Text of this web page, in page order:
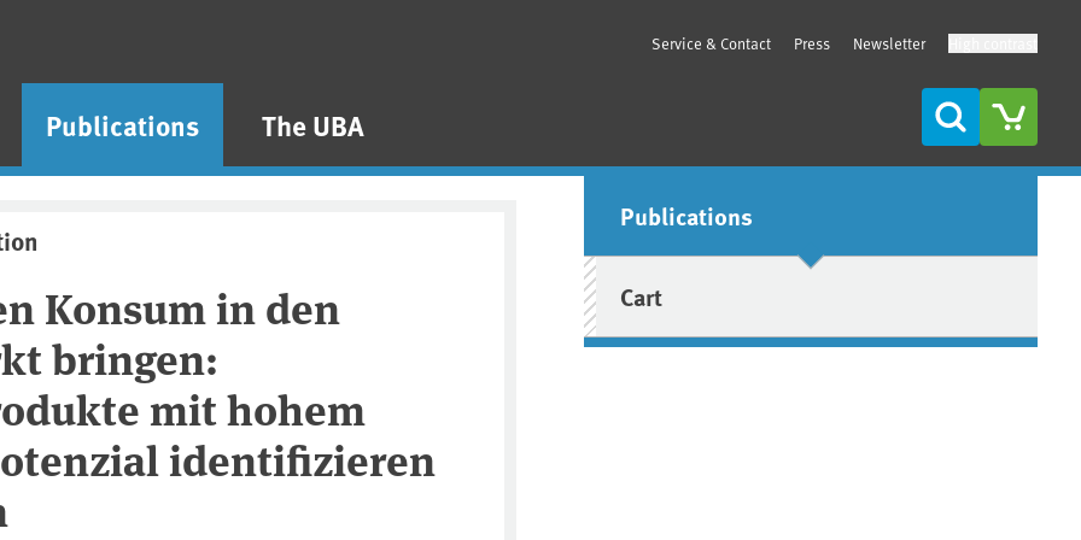
Publications The UBA
Service & Contact Press Newsletter
Search
Konsum in den
bringen:
mit hohem
identifizieren
Sidebar
Publications
Cart